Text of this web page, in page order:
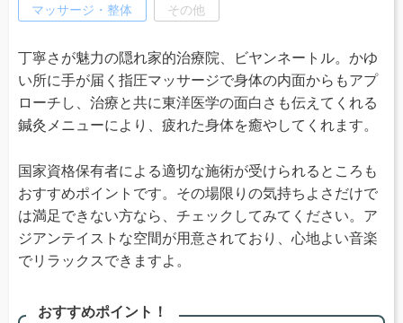
マッサージ・整体 その他
丁寧さが魅力の隠れ家的治療院、ビヤンネートル。かゆ
い所に手が届く指圧マッサージで身体の内面からもアプ
ローチし、治療と共に東洋医学の面白さも伝えてくれる
鍼灸メニューにより、疲れた身体を癒やしてくれます。
国家資格保有者による適切な施術が受けられるところも
おすすめポイントです。その場限りの気持ちよさだけで
は満足できない方なら、チェックしてみてください。ア
ジアンテイストな空間が用意されており、心地よい音楽
でリラックスできますよ。
おすすめポイント！